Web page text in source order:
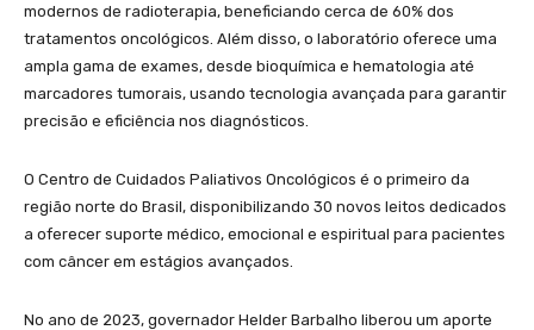
modernos de radioterapia, beneficiando cerca de 60% dos
tratamentos oncológicos. Além disso, o laboratório oferece uma
ampla gama de exames, desde bioquímica e hematologia até
marcadores tumorais, usando tecnologia avançada para garantir
precisão e eficiência nos diagnósticos.
O Centro de Cuidados Paliativos Oncológicos é o primeiro da
região norte do Brasil, disponibilizando 30 novos leitos dedicados
a oferecer suporte médico, emocional e espiritual para pacientes
com câncer em estágios avançados.
No ano de 2023, governador Helder Barbalho liberou um aporte